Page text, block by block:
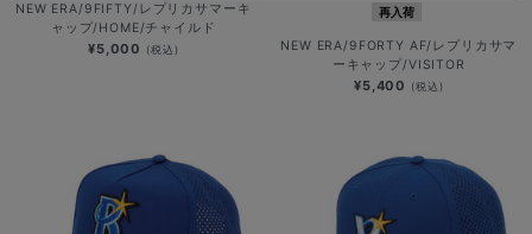
NEW ERA/9FIFTY/レプリカサマーキ
ャップ/HOME/チャイルド
¥5,000 (税込)
再入荷
NEW ERA/9FORTY AF/レプリカサマ
ーキャップ/VISITOR
¥5,400 (税込)